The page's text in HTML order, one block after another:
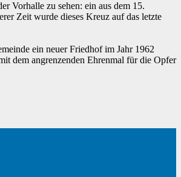
Vorhalle zu sehen: ein aus dem 15.
Zeit wurde dieses Kreuz auf das letzte
ein neuer Friedhof im Jahr 1962
dem angrenzenden Ehrenmal für die Opfer